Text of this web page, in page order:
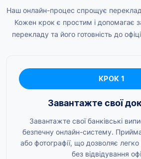
Наш онлайн-процес спрощує переклад
Кожен крок є простим і допомагає
перекладу та його готовність до
КРОК 1
Завантажте свої
Завантажте свої банківські
безпечну онлайн-систему.
або фотографії, що дозволяє
без відвідування